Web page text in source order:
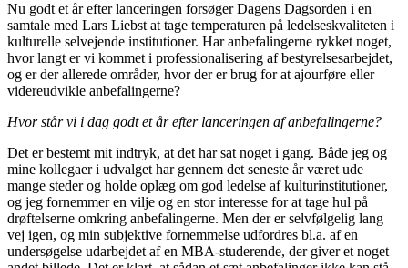
Nu godt et år efter lanceringen forsøger Dagens Dagsorden i en
samtale med Lars Liebst at tage temperaturen på ledelseskvaliteten i
kulturelle selvejende institutioner. Har anbefalingerne rykket noget,
hvor langt er vi kommet i professionalisering af bestyrelsesarbejdet,
og er der allerede områder, hvor der er brug for at ajourføre eller
videreudvikle anbefalingerne?
Hvor står vi i dag godt et år efter lanceringen af anbefalingerne?
Det er bestemt mit indtryk, at det har sat noget i gang. Både jeg og
mine kollegaer i udvalget har gennem det seneste år været ude
mange steder og holde oplæg om god ledelse af kulturinstitutioner,
og jeg fornemmer en vilje og en stor interesse for at tage hul på
drøftelserne omkring anbefalingerne. Men der er selvfølgelig lang
vej igen, og min subjektive fornemmelse udfordres bl.a. af en
undersøgelse udarbejdet af en MBA-studerende, der giver et noget